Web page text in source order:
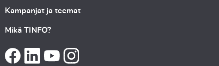
Kampanjat ja teemat
Mikä TINFO?